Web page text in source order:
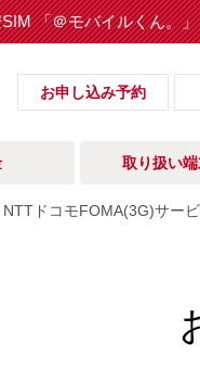
「＠モバイルくん。」
お申し込み予約
取り扱い
NTTドコモFOMA(3G)サー